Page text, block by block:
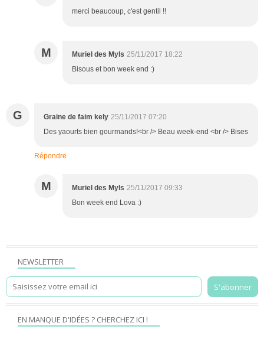
merci beaucoup, c'est gentil !!
M Muriel des Myls 25/11/2017 18:22
Bisous et bon week end :)
G Graine de faim kely 25/11/2017 07:20
Des yaourts bien gourmands!<br /> Beau week-end <br /> Bises
Répondre
M Muriel des Myls 25/11/2017 09:33
Bon week end Lova :)
NEWSLETTER
EN MANQUE D'IDÉES ? CHERCHEZ ICI !